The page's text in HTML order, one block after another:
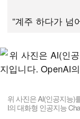
“계주 하다가 넘
위 사진은 AI(인공지능)
I의 대화형 인공지능